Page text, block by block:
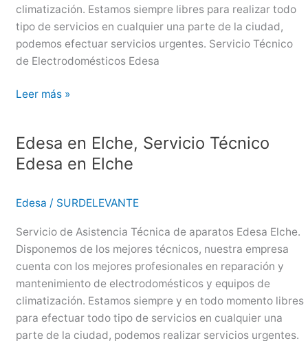
climatización. Estamos siempre libres para realizar todo
tipo de servicios en cualquier una parte de la ciudad,
podemos efectuar servicios urgentes. Servicio Técnico
de Electrodomésticos Edesa
Edesa
Servicio
Técnico
en
Leer más »
Edesa en Elche, Servicio Técnico
Edesa en Elche
Edesa / SURDELEVANTE
Servicio de Asistencia Técnica de aparatos Edesa Elche.
Disponemos de los mejores técnicos, nuestra empresa
cuenta con los mejores profesionales en reparación y
mantenimiento de electrodomésticos y equipos de
climatización. Estamos siempre y en todo momento libres
para efectuar todo tipo de servicios en cualquier una
parte de la ciudad, podemos realizar servicios urgentes.